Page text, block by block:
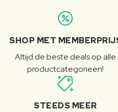
SHOP MET
Altijd de beste deals op alle
productcategorieën!
STEEDS MEER